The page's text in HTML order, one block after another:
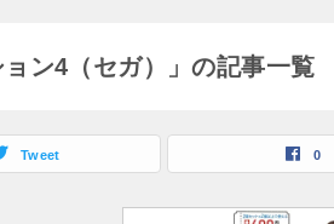
ョン4（セガ）」の記事一覧
Tweet 0